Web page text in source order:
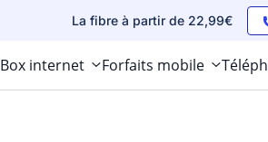
La fibre à partir de 22,99€
Box internet Forfaits mobile